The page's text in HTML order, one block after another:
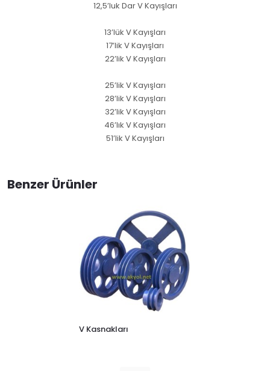
12,5’luk Dar V Kayışları
13’lük V Kayışları
17’lik V Kayışları
22’lik V Kayışları
25’lik V Kayışları
28’lik V Kayışları
32’lik V Kayışları
46’lık V Kayışları
51’lik V Kayışları
Benzer Ürünler
V Kasnakları